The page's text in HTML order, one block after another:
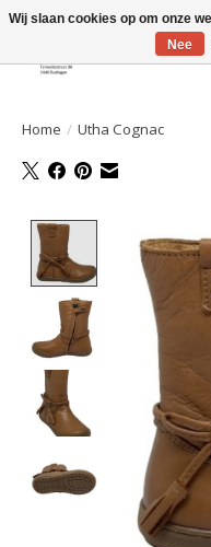
Welkom bij de Gelaarsde KAT
Home / Utha Cognac
Product
Wij slaan cookies op om onze
Nee